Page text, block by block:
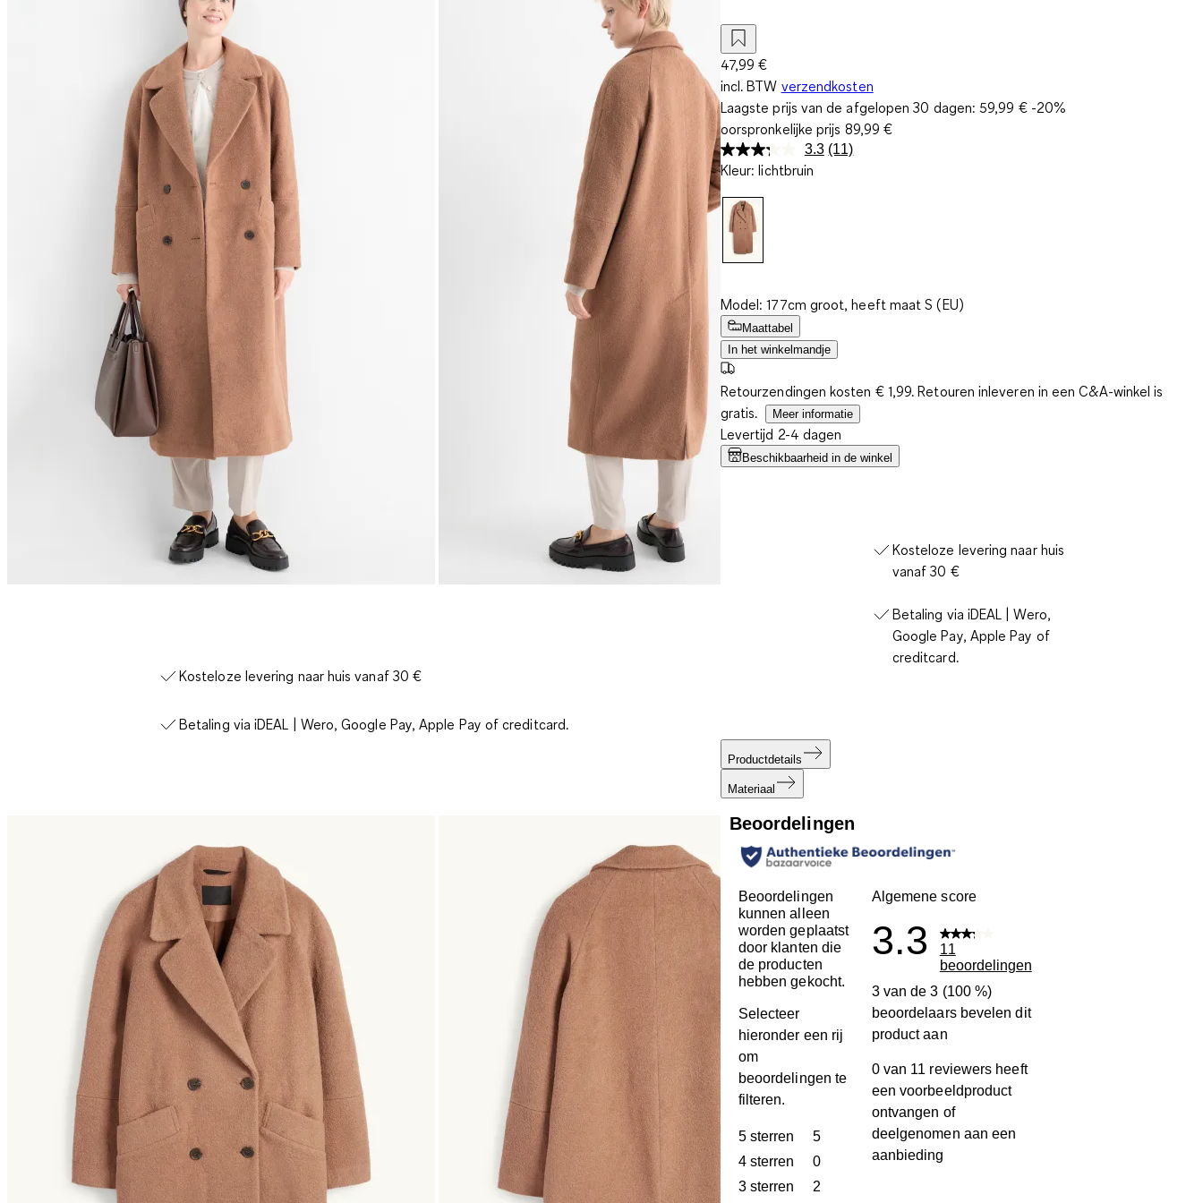
Kosteloze levering naar huis vanaf 30 €
Betaling via iDEAL | Wero, Google Pay, Apple Pay of creditcard.
47,99 €
incl. BTW verzendkosten
Laagste prijs van de afgelopen 30 dagen: 59,99 €-20%
oorspronkelijke prijs 89,99 €
3.3 Lees
(11)
Kleur: lichtbruin
Model: 177cm groot, heeft maat S (EU)
Maattabel
In het winkelmandje
Retourzendingen kosten € 1,99. Retouren inleveren in een C&A-winkel is
gratis.
Meer informatie
Levertijd 2-4 dagen
Beschikbaarheid in de winkel
Kosteloze levering naar huis
vanaf 30 €
Betaling via iDEAL | Wero,
Google Pay, Apple Pay of
creditcard.
Productdetails
Materiaal
Beoordelingen
Beoordelingen
kunnen alleen
worden geplaatst
door klanten die
de producten
hebben gekocht.
Selecteer
hieronder een rij
om
beoordelingen te
filteren.
5 sterren sterren
5
5 beoordelingen met 5 sterren.
4 sterren sterren
0
0 beoordelingen met 4 sterren.
3 sterren sterren
2
Algemene score
3.3
11
beoordelingen
3 van de 3 (100 %)
beoordelaars bevelen dit
product aan
0 van 11 reviewers heeft
een voorbeeldproduct
ontvangen of
deelgenomen aan een
aanbieding